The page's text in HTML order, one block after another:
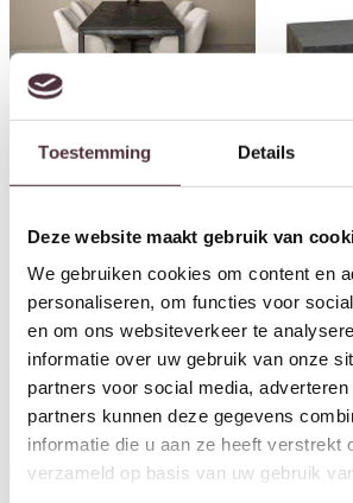
Toestemming Details
Deze website maakt gebruik van
We gebruiken cookies om content en
personaliseren, om functies voor
en om ons websiteverkeer te
informatie over uw gebruik van onze
partners voor social media,
partners kunnen deze gegevens
informatie die u aan ze heeft verstrekt
verzameld op basis van uw gebruik
160x90x76 cm eiken
€679,00
€
499,00